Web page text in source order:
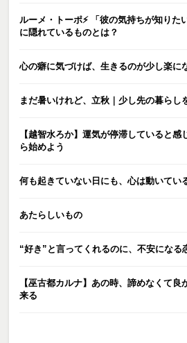
ルーメ・トーポ⚡️ 「彼の気持ちが知りた
に隠れているものとは？
心の癖に気づけば、生きるのが少し楽
まだ暑いけれど、立秋｜少し先の暮らし
【越智水ろか】運気が停滞していると
ら始めよう
何も起きていない日にも、心は動いてい
あたらしいもの
“好き”と言ってくれるのに、不安になる
【巫古都カルナ】あの時、諦めなくて良
来る